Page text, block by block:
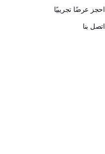
احجز عرضًا تجريبيًا
اتصل بنا